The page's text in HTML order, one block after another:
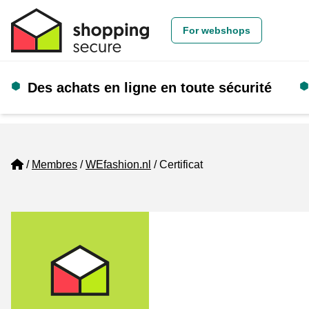
For webshops
Des achats en ligne en toute sécurité
Home
Membres WEfashion.nl Certificat